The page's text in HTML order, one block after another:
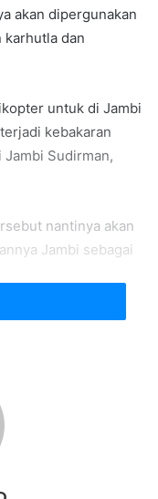
akan dipergunakan
karhutla dan
untuk di Jambi
kebakaran
Jambi Sudirman,
nantinya akan
Jambi sebagai
bantuan
guna merangsang
untuk bantuan